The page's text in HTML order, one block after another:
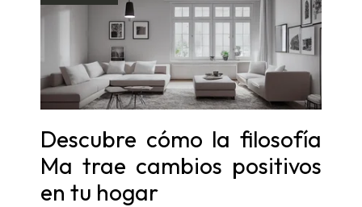
Descubre cómo la filosofía
Ma trae cambios positivos
en tu hogar